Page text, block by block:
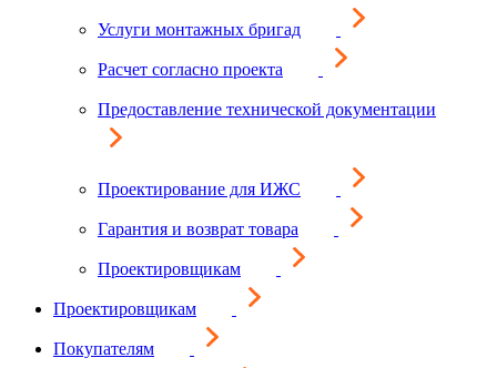
Услуги монтажных бригад
Расчет согласно проекта
Предоставление технической документации
Проектирование для ИЖС
Гарантия и возврат товара
Проектировщикам
Проектировщикам
Покупателям